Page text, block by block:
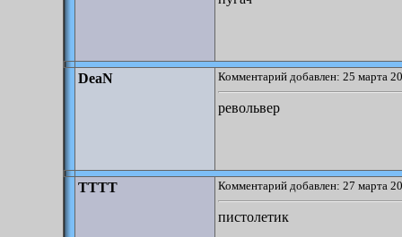
DeaN Комментарий добавлен: 25 марта
револьвер
TTTT Комментарий добавлен: 27 марта
пистолетик